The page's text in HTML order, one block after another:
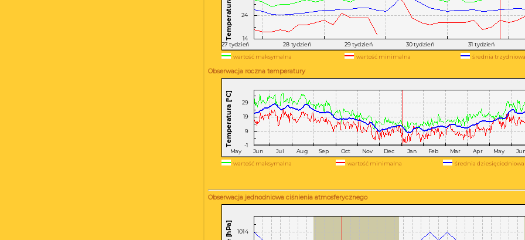
wartość maksymalna wartość minimalna średnia trzydniowa
Obserwacja roczna temperatury
wartość maksymalna wartość minimalna średnia dziesięciodniowa
Obserwacja jednodniowa ciśnienia atmosferycznego